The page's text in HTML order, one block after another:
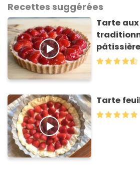
Recettes suggérées
Tarte
pâtissière
Tarte